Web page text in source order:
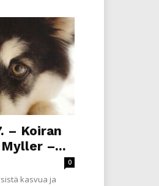
– Koiran
–...
0
kasvua ja